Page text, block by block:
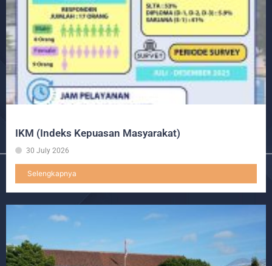
IKM (Indeks Kepuasan Masyarakat)
30 July 2026
Selengkapnya